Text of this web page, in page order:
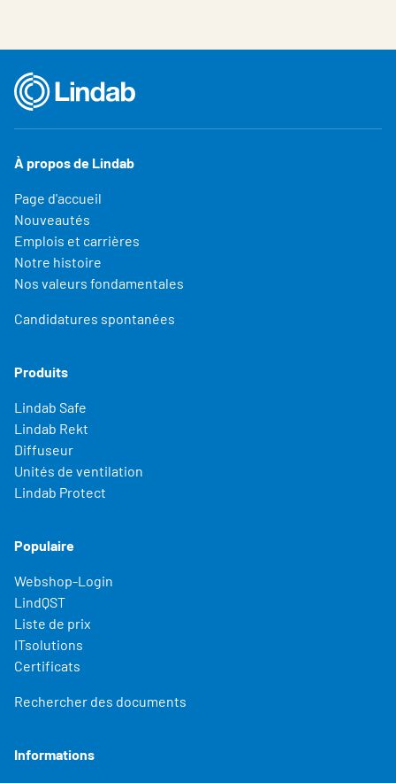
À propos de Lindab
Page d'accueil
Nouveautés
Emplois et carrières
Notre histoire
Nos valeurs fondamentales
Candidatures spontanées
Produits
Lindab Safe
Lindab Rekt
Diffuseur
Unités de ventilation
Lindab Protect
Populaire
Webshop-Login
LindQST
Liste de prix
ITsolutions
Certificats
Rechercher des documents
Informations